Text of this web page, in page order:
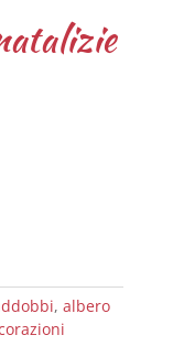
, albero